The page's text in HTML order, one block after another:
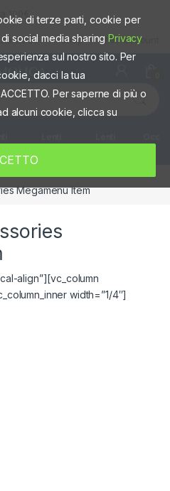
100€
fisico Shop Mio account
Megamenu Item
align”][vc_column
width=”1/4″]
di terze parti, cookie per
social media sharingPrivacy
sul nostro sito. Per
dacci la tua
Per saperne di più o
alcuni cookie, clicca su